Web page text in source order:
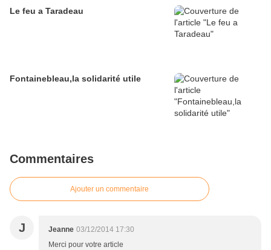
Le feu a Taradeau
Fontainebleau,la solidarité utile
Commentaires
Ajouter un commentaire
J Jeanne 03/12/2014 17:30
Merci pour votre article